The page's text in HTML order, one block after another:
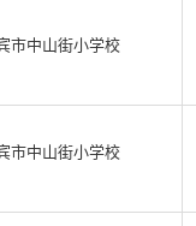
市中山街小学校
市中山街小学校